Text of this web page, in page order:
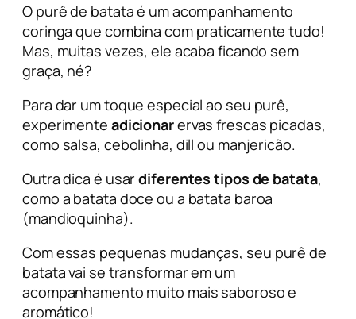
O purê de batata é um acompanhamento
coringa que combina com praticamente tudo!
Mas, muitas vezes, ele acaba ficando sem
graça, né?
Para dar um toque especial ao seu purê,
experimente adicionarervas frescas picadas,
como salsa, cebolinha, dill ou manjericão.
Outra dica é usardiferentes tipos de batata,
como a batata doce ou a batata baroa
(mandioquinha).
Com essas pequenas mudanças, seu purê de
batata vai se transformar em um
acompanhamento muito mais saboroso e
aromático!